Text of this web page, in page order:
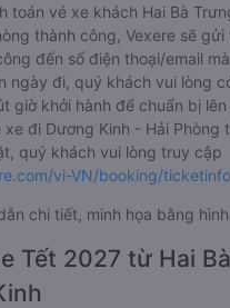
toán vé xe khách Hai Bà
thành công, Vexere sẽ
đến số điện thoại/email
ngày đi, quý khách vui lòng
giờ khởi hành để chuẩn bị
đi Dương Kinh - Hải Phòng
quý khách vui lòng truy cập
vi-VN/booking/ticketinfo
chi tiết, minh họa bằng
Tết 2027 từ Hai